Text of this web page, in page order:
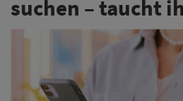
suchen – taucht